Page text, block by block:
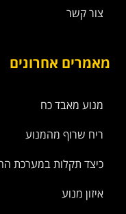
צור קשר
מאמרים אחרונים
מנוע מאבד כח
ריח שרוף מהמנוע
כיצד תקלות במערכת
איזון מנוע